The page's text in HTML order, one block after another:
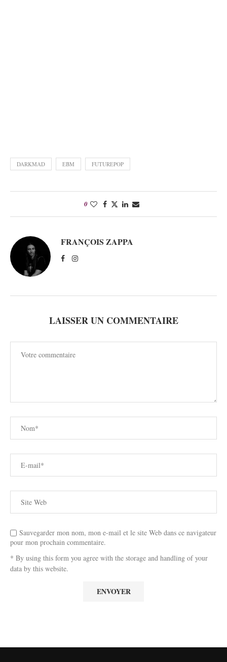
DARKMAD EBM FUTUREPOP
0
FRANÇOIS ZAPPA
LAISSER UN COMMENTAIRE
Sauvegarder mon nom, mon e-mail et le site Web dans ce navigateur
pour mon prochain commentaire.
* By using this form you agree with the storage and handling of your
data by this website.